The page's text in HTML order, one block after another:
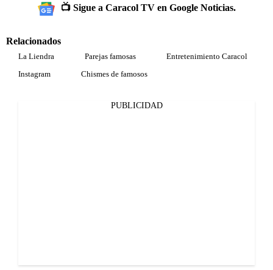
📺 Sigue a Caracol TV en Google Noticias.
Relacionados
La Liendra Parejas famosas
Entretenimiento Caracol
Instagram
Chismes de famosos
PUBLICIDAD